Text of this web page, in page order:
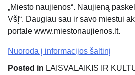
„Miesto naujienos“. Naujieną
VšĮ“. Daugiau sau ir savo miestui
portale www.miestonaujienos.lt.
Nuoroda į informacijos šaltinį
Posted in LAISVALAIKIS IR